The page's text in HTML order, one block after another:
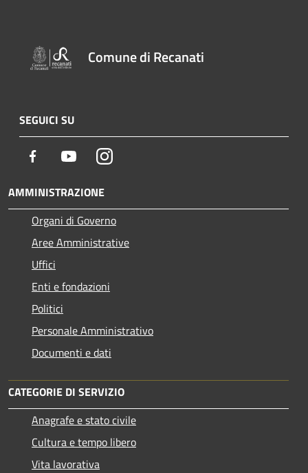
Comune di Recanati
SEGUICI SU
Facebook YoutubeInstagram
AMMINISTRAZIONE
Organi di Governo
Aree Amministrative
Uffici
Enti e fondazioni
Politici
Personale Amministrativo
Documenti e dati
CATEGORIE DI SERVIZIO
Anagrafe e stato civile
Cultura e tempo libero
Vita lavorativa